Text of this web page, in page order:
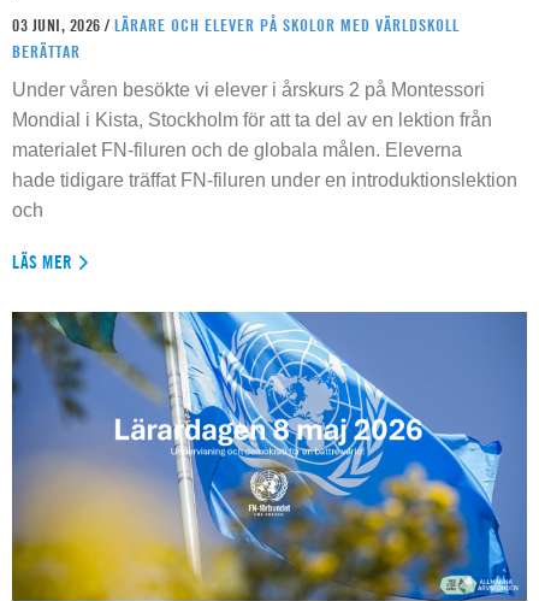
03 JUNI, 2026 / LÄRARE OCH ELEVER PÅ SKOLOR MED VÄRLDSKOLL
BERÄTTAR
Under våren besökte vi elever i årskurs 2 på Montessori
Mondial i Kista, Stockholm för att ta del av en lektion från
materialet FN-filuren och de globala målen. Eleverna
hade tidigare träffat FN-filuren under en introduktionslektion
och
LÄS MER